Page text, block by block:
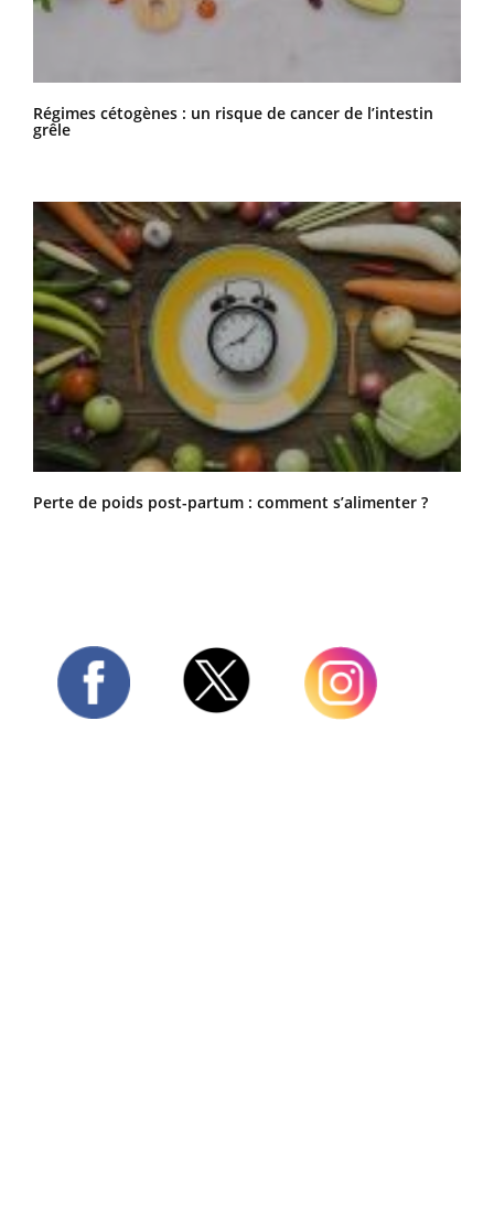
Régimes cétogènes : un risque de cancer de l’intestin
grêle
Perte de poids post-partum : comment s’alimenter ?